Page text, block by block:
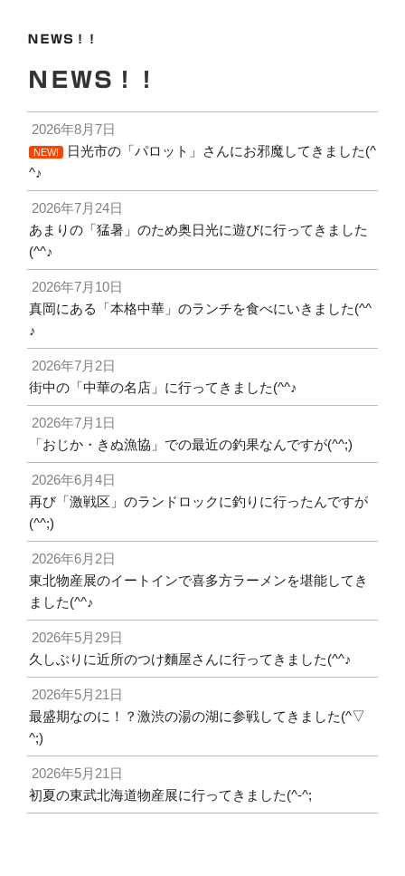
ン
ＮＥＷＳ！！
ＮＥＷＳ！！
2026年8月7日
NEW!
日光市の「パロット」さんにお邪魔してきました(^
^♪
2026年7月24日
あまりの「猛暑」のため奥日光に遊びに行ってきました
(^^♪
2026年7月10日
真岡にある「本格中華」のランチを食べにいきました(^^
♪
2026年7月2日
街中の「中華の名店」に行ってきました(^^♪
2026年7月1日
「おじか・きぬ漁協」での最近の釣果なんですが(^^;)
2026年6月4日
再び「激戦区」のランドロックに釣りに行ったんですが
(^^;)
2026年6月2日
東北物産展のイートインで喜多方ラーメンを堪能してき
ました(^^♪
2026年5月29日
久しぶりに近所のつけ麵屋さんに行ってきました(^^♪
2026年5月21日
最盛期なのに！？激渋の湯の湖に参戦してきました(^▽
^;)
2026年5月21日
初夏の東武北海道物産展に行ってきました(^-^;